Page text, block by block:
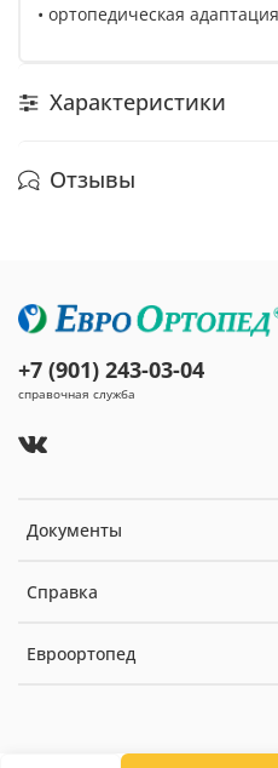
• ортопедическая
Характеристики
Отзывы
Документы
Справка
Евроортопед
+7 (901) 243-03-04
справочная служба